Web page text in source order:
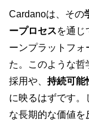
Cardanoは、その
ープロセスを通じ
ーンプラットフォ
た。このような
採用や、 持続可能
に映るはずです。
な長期的な価値を